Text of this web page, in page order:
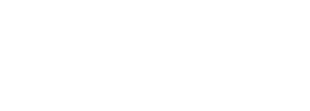
vybudoval
dodavatele